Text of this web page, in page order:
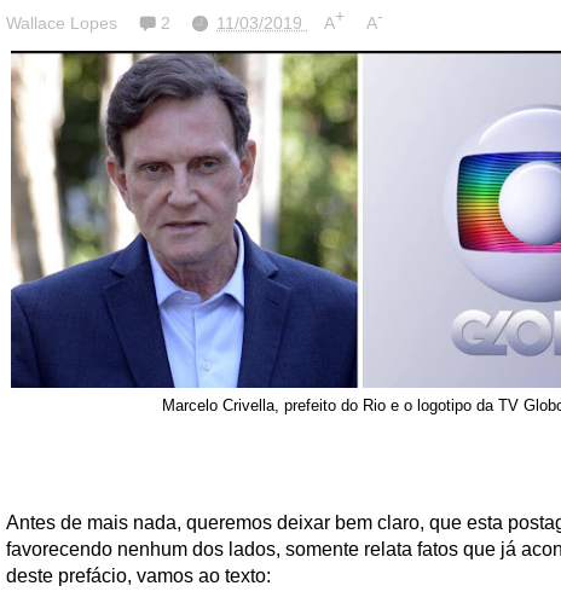
Wallace Lopes 2 11/03/2019 A+ A-
Marcelo Crivella, prefeito do Rio e o logotipo da TV
Antes de mais nada, queremos deixar bem claro, que esta
favorecendo nenhum dos lados, somente relata fatos que já
deste prefácio, vamos ao texto: